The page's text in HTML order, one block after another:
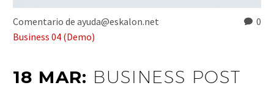
0
Comentario de ayuda@eskalon.net
Business 04 (Demo)
18 MAR: BUSINESS POST